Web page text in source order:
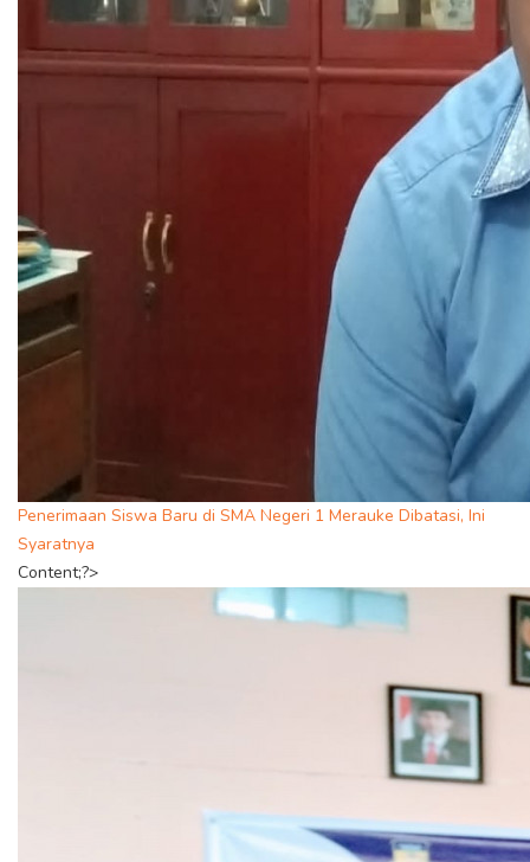
Penerimaan Siswa Baru di SMA Negeri 1 Merauke Dibatasi, Ini
Syaratnya
Content;?>